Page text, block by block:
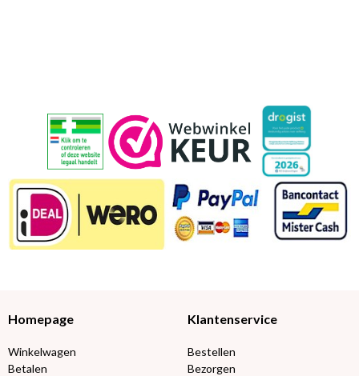
Homepage
Winkelwagen
Betalen
Klantenservice
Bestellen
Bezorgen